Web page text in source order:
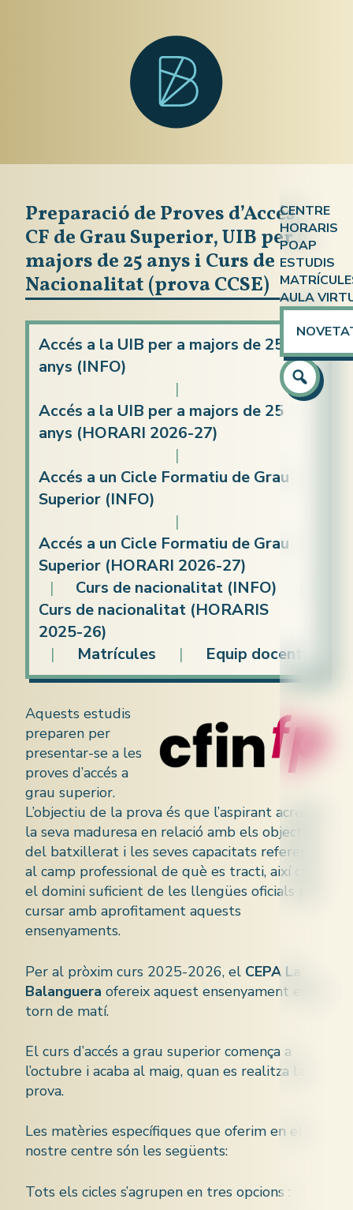
CENTRE
Qui som?
On som?
Calendari
Atenció
Equip
HORARIS
Atenció
ESPA
Català
POAP
ESTUDIS
ESPA i
AULA
Preparació de Proves d’Accés,
CF de Grau Superior, UIB per a
majors de 25 anys i Curs de
Nacionalitat (prova CCSE)
Accés a la UIB per a majors de 25
anys (INFO)
|
Accés a la UIB per a majors de 25
anys (HORARI 2026-27)
|
Accés a un Cicle Formatiu de Grau
Superior (INFO)
|
Accés a un Cicle Formatiu de Grau
Superior (HORARI 2026-27)
|
Curs de nacionalitat (INFO)
Curs de nacionalitat (HORARIS
2025-26)
|
Matrícules | Equip docent
Aquests estudis
preparen per
presentar-se a les
proves d’accés a
grau superior.
L’objectiu de la prova és que l’aspirant acrediti
la seva maduresa en relació amb els objectius
del batxillerat i les seves capacitats referents
al camp professional de què es tracti, així com
el domini suficient de les llengües oficials per
cursar amb aprofitament aquests
ensenyaments.
Per al pròxim curs 2025-2026, el CEPA La
Balanguera ofereix aquest ensenyament en el
torn de matí.
El curs d’accés a grau superior comença a
l’octubre i acaba al maig, quan es realitza la
prova.
Les matèries específiques que oferim en el
nostre centre són les següents:
Tots els cicles s’agrupen en tres opcions :